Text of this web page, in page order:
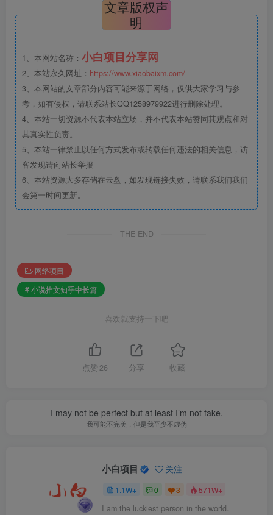
文章版权声
明
1、本网站名称： 小白项目分享网
2、本站永久网址： https://www.xiaobaixm.com/
3、本网站的文章部分内容可能来源于网络，仅供大家学习与参
考，如有侵权，请联系站长QQ1258979922进行删除处理。
4、本站一切资源不代表本站立场，并不代表本站赞同其观点和对
其真实性负责。
5、本站一律禁止以任何方式发布或转载任何违法的相关信息，访
客发现请向站长举报
6、本站资源大多存储在云盘，如发现链接失效，请联系我们我们
会第一时间更新。
THE END
网络项目
# 小说推文知乎中长篇
喜欢就支持一下吧
点赞 26 分享 收藏
I may not be perfect but at least I’m not fake.
我可能不完美，但是我至少不虚伪
小白项目 关注
1.1W+ 0 3 571W+
I am the luckiest person in the world.